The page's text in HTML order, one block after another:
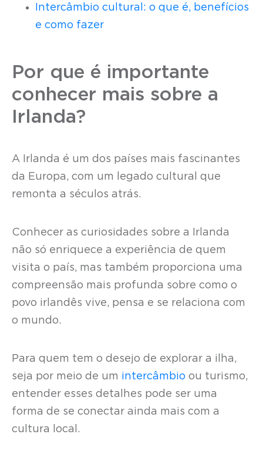
Intercâmbio cultural: o que é, benefícios
e como fazer
Por que é importante
conhecer mais sobre a
Irlanda?
A Irlanda é um dos países mais fascinantes
da Europa, com um legado cultural que
remonta a séculos atrás.
Conhecer as curiosidades sobre a Irlanda
não só enriquece a experiência de quem
visita o país, mas também proporciona uma
compreensão mais profunda sobre como o
povo irlandês vive, pensa e se relaciona com
o mundo.
Para quem tem o desejo de explorar a ilha,
seja por meio de um intercâmbio ou turismo,
entender esses detalhes pode ser uma
forma de se conectar ainda mais com a
cultura local.